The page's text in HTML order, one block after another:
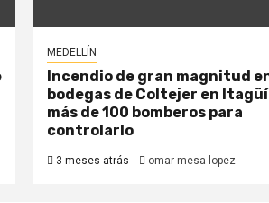
MEDELLÍN
Incendio de gran magnitud
bodegas de Coltejer en
más de 100 bomberos para
controlarlo
3 meses atrás omar mesa lopez